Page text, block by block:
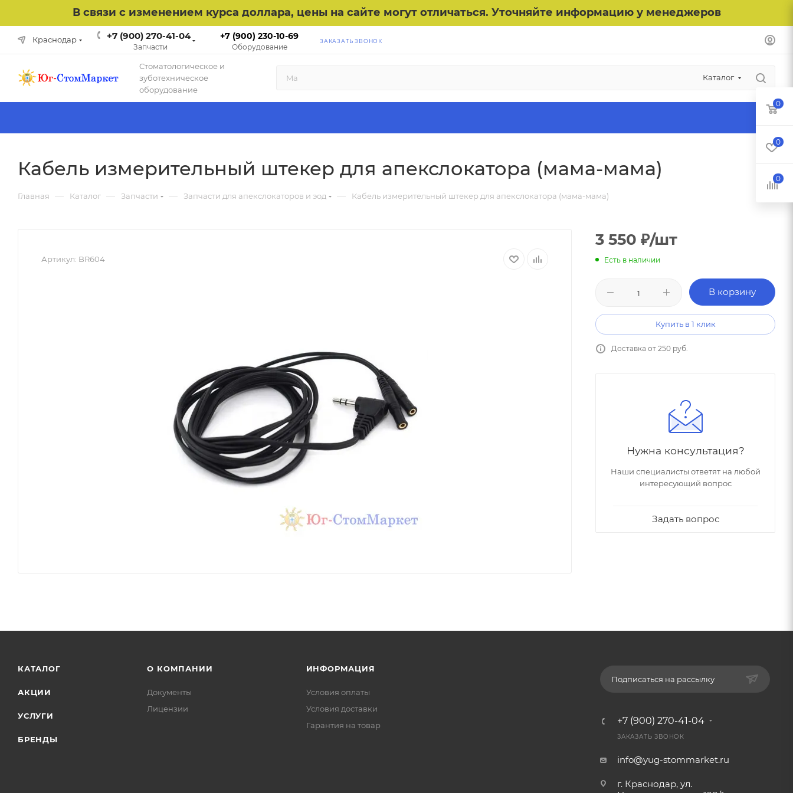
В связи с изменением курса доллара, цены на сайте могут отличаться. Уточняйте информацию у менеджеров
Краснодар +7 (900) 270-41-04
Запчасти
+7 (900) 230-10-69
Оборудование
ЗАКАЗАТЬ ЗВОНОК
Cтоматологическое и
зуботехническое
оборудование
Каталог
Кабель измерительный штекер для апекслокатора (мама-мама)
Главная — Каталог — Запчасти — Запчасти для апекслокаторов и эод — Кабель измерительный штекер для апекслокатора (мама-мама)
Артикул: BR604
3 550 ₽/шт
Есть в наличии
В корзину
Купить в 1 клик
Доставка от 250 руб.
Нужна консультация?
Наши специалисты ответят на любой
интересующий вопрос
Задать вопрос
КАТАЛОГ
АКЦИИ
УСЛУГИ
БРЕНДЫ
О КОМПАНИИ
Документы
Лицензии
ИНФОРМАЦИЯ
Условия оплаты
Условия доставки
Гарантия на товар
Подписаться на рассылку
+7 (900) 270-41-04
ЗАКАЗАТЬ ЗВОНОК
info@yug-stommarket.ru
г. Краснодар, ул.
0
0
0